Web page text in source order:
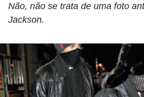
Não, não se trata de uma foto
Jackson.